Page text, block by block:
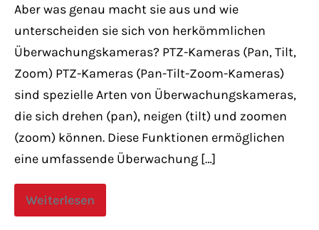
Aber was genau macht sie aus und wie
unterscheiden sie sich von herkömmlichen
Überwachungskameras? PTZ-Kameras (Pan, Tilt,
Zoom) PTZ-Kameras (Pan-Tilt-Zoom-Kameras)
sind spezielle Arten von Überwachungskameras,
die sich drehen (pan), neigen (tilt) und zoomen
(zoom) können. Diese Funktionen ermöglichen
eine umfassende Überwachung […]
Weiterlesen